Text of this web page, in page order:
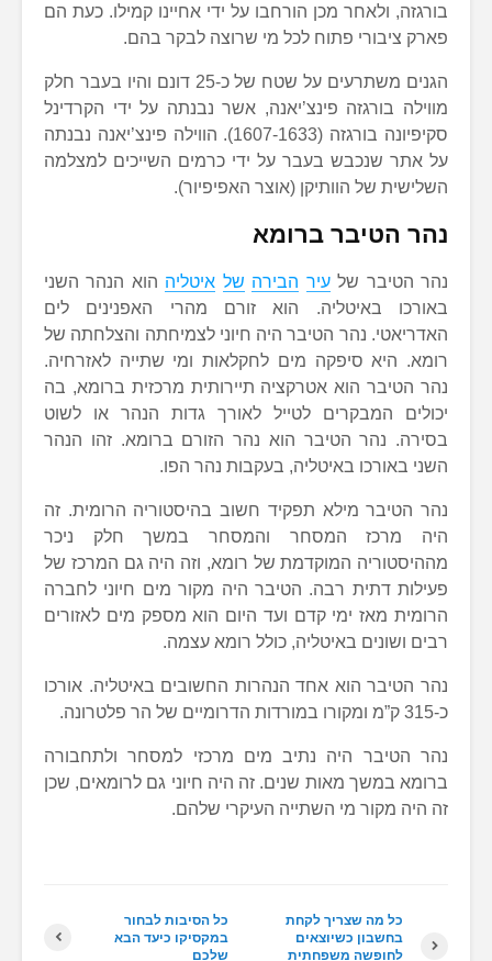
בורגזה, ולאחר מכן הורחבו על ידי אחיינו קמילו. כעת הם
פארק ציבורי פתוח לכל מי שרוצה לבקר בהם.
הגנים משתרעים על שטח של כ-25 דונם והיו בעבר חלק
מווילה בורגזה פינצ’יאנה, אשר נבנתה על ידי הקרדינל
סקיפיונה בורגזה (1607-1633). הווילה פינצ’יאנה נבנתה
על אתר שנכבש בעבר על ידי כרמים השייכים למצלמה
השלישית של הוותיקן (אוצר האפיפיור).
נהר הטיבר ברומא
נהר הטיבר שלעיר הבירה של איטליה הוא הנהר השני
באורכו באיטליה. הוא זורם מהרי האפנינים לים
האדריאטי. נהר הטיבר היה חיוני לצמיחתה והצלחתה של
רומא. היא סיפקה מים לחקלאות ומי שתייה לאזרחיה.
נהר הטיבר הוא אטרקציה תיירותית מרכזית ברומא, בה
יכולים המבקרים לטייל לאורך גדות הנהר או לשוט
בסירה. נהר הטיבר הוא נהר הזורם ברומא. זהו הנהר
השני באורכו באיטליה, בעקבות נהר הפו.
נהר הטיבר מילא תפקיד חשוב בהיסטוריה הרומית. זה
היה מרכז המסחר והמסחר במשך חלק ניכר
מההיסטוריה המוקדמת של רומא, וזה היה גם המרכז של
פעילות דתית רבה. הטיבר היה מקור מים חיוני לחברה
הרומית מאז ימי קדם ועד היום הוא מספק מים לאזורים
רבים ושונים באיטליה, כולל רומא עצמה.
נהר הטיבר הוא אחד הנהרות החשובים באיטליה. אורכו
כ-315 ק”מ ומקורו במורדות הדרומיים של הר פלטרונה.
נהר הטיבר היה נתיב מים מרכזי למסחר ולתחבורה
ברומא במשך מאות שנים. זה היה חיוני גם לרומאים, שכן
זה היה מקור מי השתייה העיקרי שלהם.
כל הסיבות לבחור
במקסיקו כיעד הבא
שלכם
כל מה שצריך לקחת
בחשבון כשיוצאים
לחופשה משפחתית